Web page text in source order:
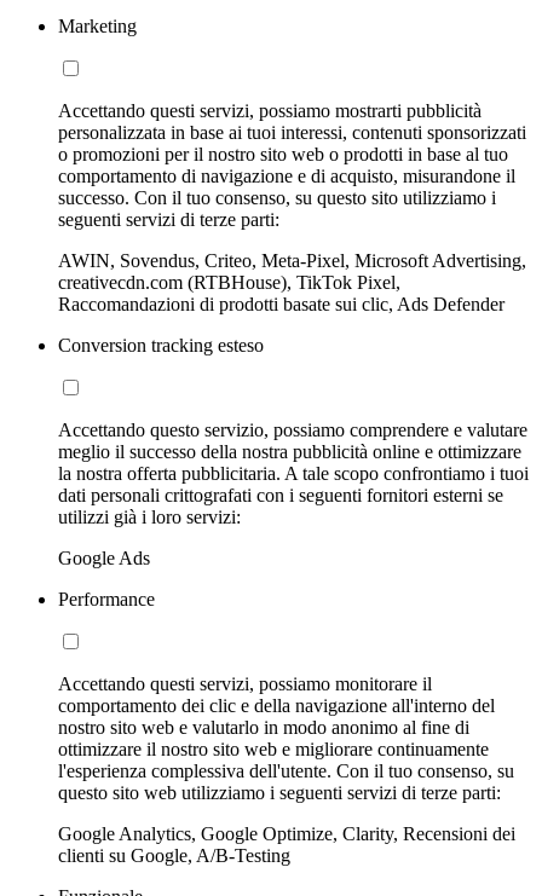
Marketing
Accettando questi servizi, possiamo mostrarti pubblicità
personalizzata in base ai tuoi interessi, contenuti sponsorizzati
o promozioni per il nostro sito web o prodotti in base al tuo
comportamento di navigazione e di acquisto, misurandone il
successo. Con il tuo consenso, su questo sito utilizziamo i
seguenti servizi di terze parti:
AWIN, Sovendus, Criteo, Meta-Pixel, Microsoft Advertising,
creativecdn.com (RTBHouse), TikTok Pixel,
Raccomandazioni di prodotti basate sui clic, Ads Defender
Conversion tracking esteso
Accettando questo servizio, possiamo comprendere e valutare
meglio il successo della nostra pubblicità online e ottimizzare
la nostra offerta pubblicitaria. A tale scopo confrontiamo i tuoi
dati personali crittografati con i seguenti fornitori esterni se
utilizzi già i loro servizi:
Google Ads
Performance
Accettando questi servizi, possiamo monitorare il
comportamento dei clic e della navigazione all'interno del
nostro sito web e valutarlo in modo anonimo al fine di
ottimizzare il nostro sito web e migliorare continuamente
l'esperienza complessiva dell'utente. Con il tuo consenso, su
questo sito web utilizziamo i seguenti servizi di terze parti:
Google Analytics, Google Optimize, Clarity, Recensioni dei
clienti su Google, A/B-Testing